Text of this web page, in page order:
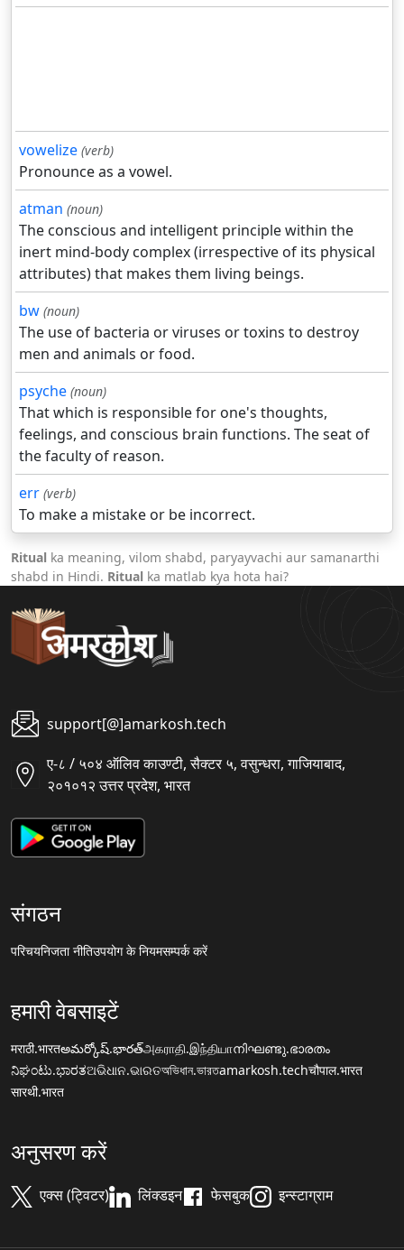
vowelize (verb)
Pronounce as a vowel.
atman (noun)
The conscious and intelligent principle within the
inert mind-body complex (irrespective of its physical
attributes) that makes them living beings.
bw (noun)
The use of bacteria or viruses or toxins to destroy
men and animals or food.
psyche (noun)
That which is responsible for one's thoughts,
feelings, and conscious brain functions. The seat of
the faculty of reason.
err (verb)
To make a mistake or be incorrect.
Ritual ka meaning, vilom shabd, paryayvachi aur samanarthi
shabd in Hindi. Ritual ka matlab kya hota hai?
support[@]amarkosh.tech
ए-८ / ५०४ ऑलिव काउण्टी, सैक्टर ५, वसुन्धरा, गाजियाबाद,
२०१०१२ उत्तर प्रदेश, भारत
संगठन
परिचयनिजता नीतिउपयोग के नियमसम्पर्क करें
हमारी वेबसाइटें
मराठी.भारतఅమర్కోష్.భారత్அகராதி.இந்தியாനിഘണ്ടു.ഭാരതം
ನಿಘಂಟು.ಭಾರತଅଭିଧାନ.ଭାରତঅভিধান.ভারতamarkosh.techचौपाल.भारत
सारथी.भारत
अनुसरण करें
एक्स (ट्विटर) लिंक्डइन फेसबुक इन्स्टाग्राम